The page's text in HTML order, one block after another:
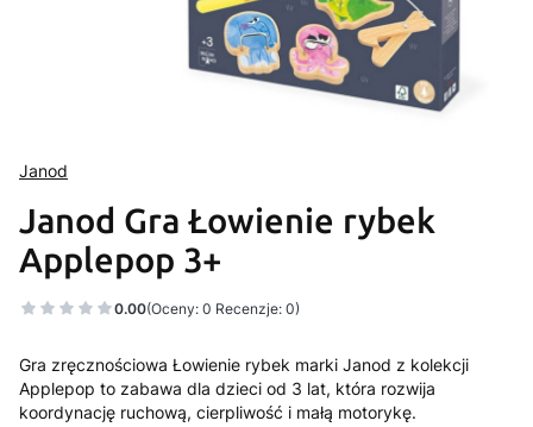
Janod
Janod Gra Łowienie rybek
Applepop 3+
0.00(Oceny: 0 Recenzje: 0)
Gra zręcznościowa Łowienie rybek marki Janod z kolekcji
Applepop to zabawa dla dzieci od 3 lat, która rozwija
koordynację ruchową, cierpliwość i małą motorykę.